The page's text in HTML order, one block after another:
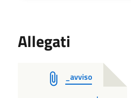
Allegati
_avviso